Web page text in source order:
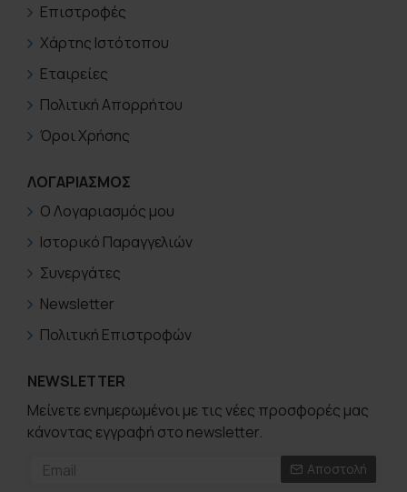
Επιστροφές
Χάρτης Ιστότοπου
Εταιρείες
Πολιτική Απορρήτου
Όροι Χρήσης
ΛΟΓΑΡΙΑΣΜΟΣ
Ο Λογαριασμός μου
Ιστορικό Παραγγελιών
Συνεργάτες
Newsletter
Πολιτική Επιστροφών
NEWSLETTER
Μείνετε ενημερωμένοι με τις νέες προσφορές μας
κάνοντας εγγραφή στο newsletter.
Αποστολή